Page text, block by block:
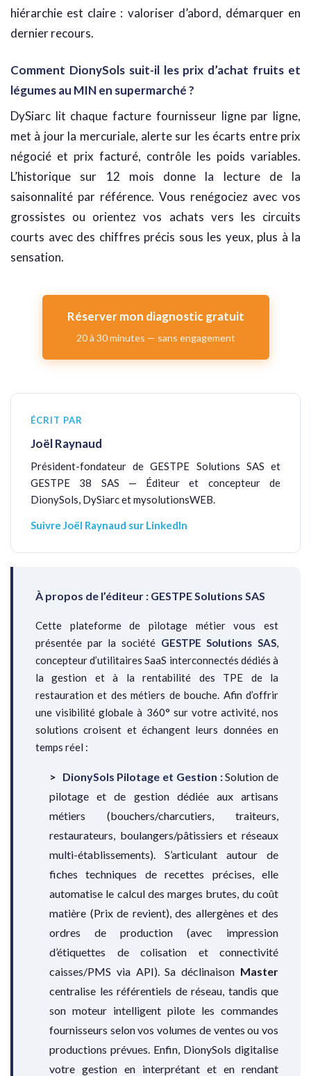
hiérarchie est claire : valoriser d’abord, démarquer en
dernier recours.
Comment DionySols suit-il les prix d’achat fruits et
légumes au MIN en supermarché ?
DySiarc lit chaque facture fournisseur ligne par ligne,
met à jour la mercuriale, alerte sur les écarts entre prix
négocié et prix facturé, contrôle les poids variables.
L’historique sur 12 mois donne la lecture de la
saisonnalité par référence. Vous renégociez avec vos
grossistes ou orientez vos achats vers les circuits
courts avec des chiffres précis sous les yeux, plus à la
sensation.
Réserver mon diagnostic gratuit
20 à 30 minutes — sans engagement
ÉCRIT PAR
Joël Raynaud
Président-fondateur de GESTPE Solutions SAS et
GESTPE 38 SAS — Éditeur et concepteur de
DionySols, DySiarc et mysolutionsWEB.
Suivre Joël Raynaud sur LinkedIn
À propos de l’éditeur : GESTPE Solutions SAS
Cette plateforme de pilotage métier vous est
présentée par la société GESTPE Solutions SAS
concepteur d’utilitaires SaaS interconnectés dédiés à
la gestion et à la rentabilité des TPE de la
restauration et des métiers de bouche. Afin d’offrir
une visibilité globale à 360° sur votre activité, nos
solutions croisent et échangent leurs données en
temps réel :
DionySols Pilotage et Gestion :Solution de
pilotage et de gestion dédiée aux artisans
métiers (bouchers/charcutiers, traiteurs,
restaurateurs, boulangers/pâtissiers et réseaux
multi-établissements). S’articulant autour de
fiches techniques de recettes précises, elle
automatise le calcul des marges brutes, du coût
matière (Prix de revient), des allergènes et des
ordres de production (avec impression
d’étiquettes de colisation et connectivité
caisses/PMS via API). Sa déclinaison Master
centralise les référentiels de réseau, tandis que
son moteur intelligent pilote les commandes
fournisseurs selon vos volumes de ventes ou vos
productions prévues. Enfin, DionySols digitalise
votre gestion en interprétant et en rendant